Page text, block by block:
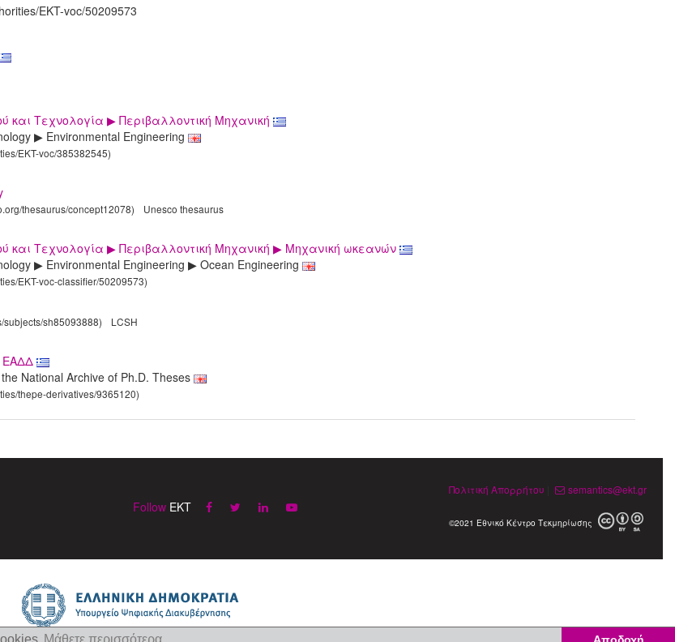
Μάθετε περισσότερα
EKT-voc/50209573
και Τεχνολογία ▶ Περιβαλλοντική Μηχανική
▶ Environmental Engineering
EKT-voc/385382545)
thesaurus/concept12078) Unesco thesaurus
και Τεχνολογία ▶ Περιβαλλοντική Μηχανική ▶ Μηχανική ωκεανών
▶ Environmental Engineering ▶ Ocean Engineering
EKT-voc-classifier/50209573)
subjects/sh85093888) LCSH
ΕΑΔΔ
National Archive of Ph.D. Theses
thepe-derivatives/9365120)
FollowEKT
Πολιτική Απορρήτου semantics@ekt.gr
©2021 Εθνικό Κέντρο Τεκμηρίωσης